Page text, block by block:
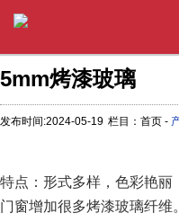
5mm烤漆玻璃
发布时间:2024-05-19 栏目：首页 -
特点：形式多样，色彩艳
门窗增加很多烤漆玻璃纤维